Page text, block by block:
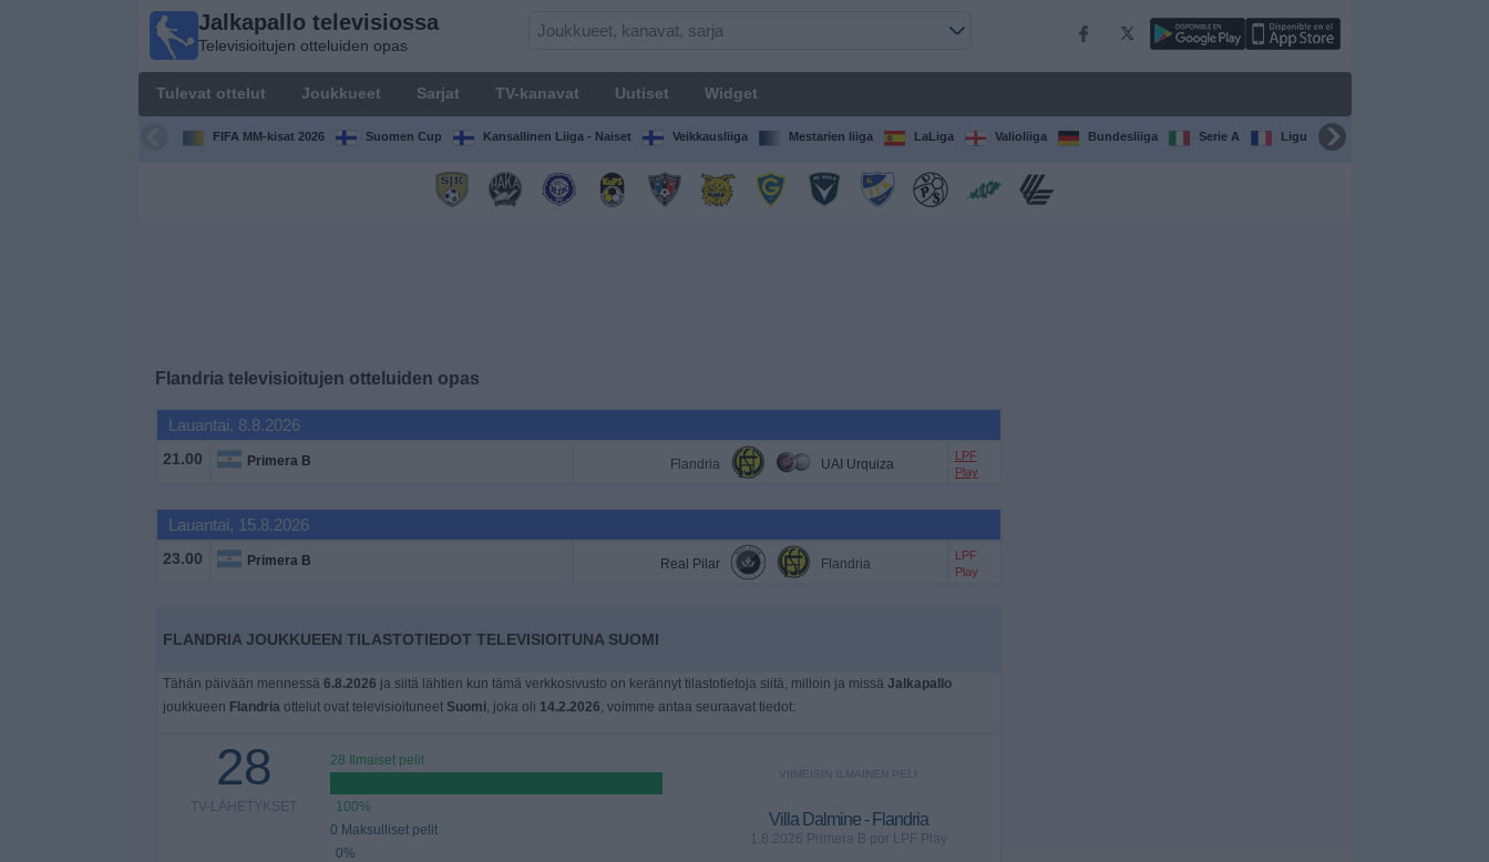
Jalkapallo televisiossa
Televisioitujen otteluiden opas
Tulevat ottelut Joukkueet Sarjat TV-kanavat Uutiset Widget
FIFA MM-kisat 2026 Suomen Cup Kansallinen Liiga - Naiset Veikkausliiga Mestarien liiga LaLiga Valioliiga Bundesliiga Serie A Ligue 1
Flandriatelevisioitujen otteluiden opas
Lauantai, 8.8.2026
21.00 Primera B Flandria UAI Urquiza
LPF
Play
Lauantai, 15.8.2026
23.00 Primera B Real Pilar Flandria
LPF
Play
FLANDRIA JOUKKUEEN TILASTOTIEDOT TELEVISIOITUNA SUOMI
Tähän päivään mennessä 6.8.2026 ja siitä lähtien kun tämä verkkosivusto on kerännyt tilastotietoja siitä, milloin ja missä Jalkapallo
joukkueen Flandriaottelut ovat televisioituneet Suomi, joka oli 14.2.2026, voimme antaa seuraavat tiedot:
28
TV-LÄHETYKSET
28 Ilmaiset pelit
100%
0 Maksulliset pelit
0%
VIIMEISIN ILMAINEN PELI
Villa Dalmine - Flandria
1.8.2026 Primera B por LPF Play
Jalkapallo
televisiossa
Televisioitujen
otteluiden opas